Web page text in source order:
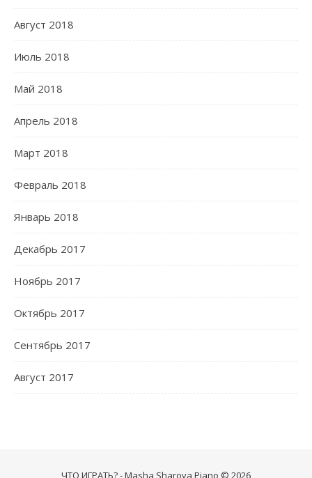
Август 2018
Июль 2018
Май 2018
Апрель 2018
Март 2018
Февраль 2018
Январь 2018
Декабрь 2017
Ноябрь 2017
Октябрь 2017
Сентябрь 2017
Август 2017
ЧТО ИГРАТЬ? - Masha Sharova Piano © 2026